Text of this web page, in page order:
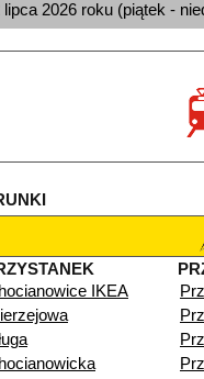
2026 roku (piątek -
IKEA